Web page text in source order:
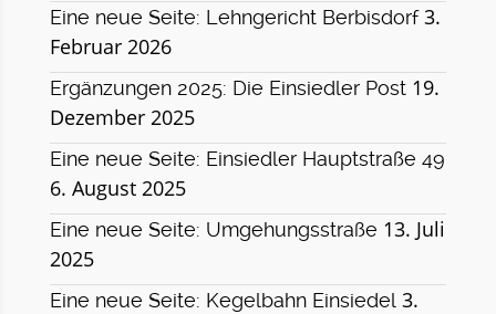
Eine neue Seite: Lehngericht Berbisdorf 3.
Februar 2026
Ergänzungen 2025: Die Einsiedler Post 19.
Dezember 2025
Eine neue Seite: Einsiedler Hauptstraße 49
6. August 2025
Eine neue Seite: Umgehungsstraße 13. Juli
2025
Eine neue Seite: Kegelbahn Einsiedel 3.